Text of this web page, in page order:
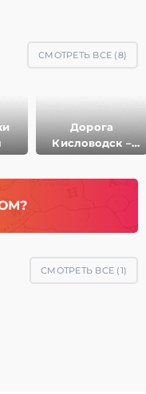
СМОТРЕТЬ ВСЕ (8)
Дорога
Кисловодск –
Джилы-Су
СМОТРЕТЬ ВСЕ (1)